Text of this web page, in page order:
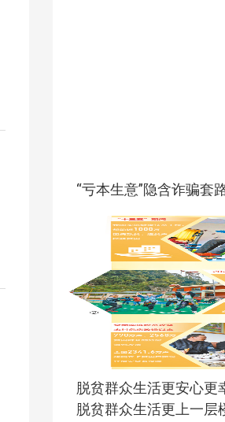
“亏本生意”隐含诈骗套
脱贫群众生活更安心更
脱贫群众生活更上一层